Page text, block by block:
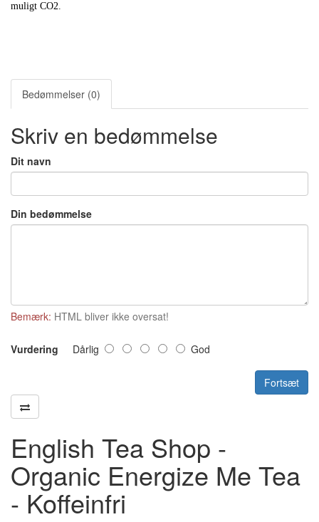
muligt CO2.
Bedømmelser (0)
Skriv en bedømmelse
Dit navn
Din bedømmelse
Bemærk: HTML bliver ikke oversat!
Vurdering Dårlig God
Fortsæt
English Tea Shop -
Organic Energize Me Tea
- Koffeinfri